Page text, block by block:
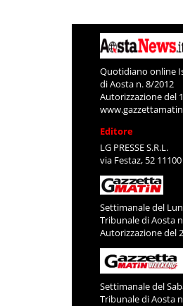
Quotidiano online
di Aosta n. 8/2012
Autorizzazione del
Editore
LG PRESSE S.R.L.
via Festaz, 52 11100
Settimanale del
Tribunale di Aosta
Autorizzazione del
Settimanale del
Tribunale di Aosta